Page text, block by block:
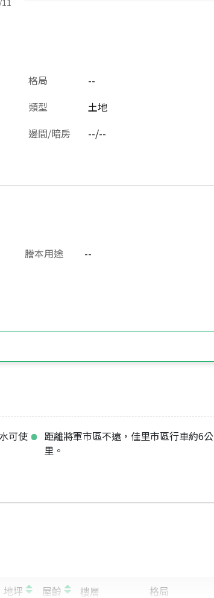
/11
格局
--
類型
土地
邊間/暗房
--/--
謄本用途
--
可使
距離將軍市區不遠，佳里市區行車約6公
里。